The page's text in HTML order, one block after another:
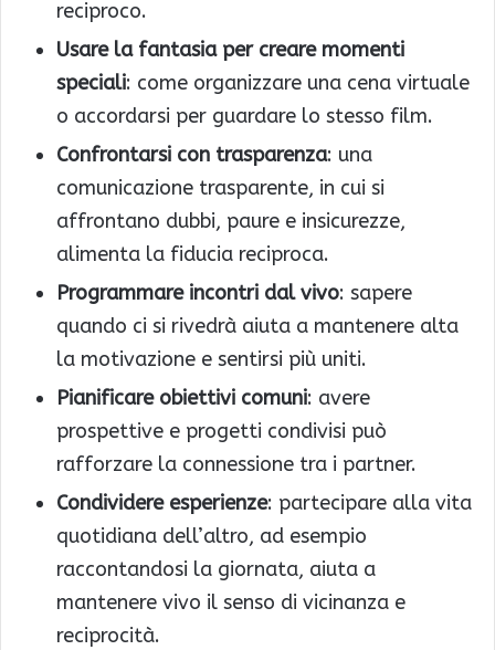
reciproco.
Usare la fantasia per creare momenti
speciali: come organizzare una cena virtuale
o accordarsi per guardare lo stesso film.
Confrontarsi con trasparenza: una
comunicazione trasparente, in cui si
affrontano dubbi, paure e insicurezze,
alimenta la fiducia reciproca.
Programmare incontri dal vivo: sapere
quando ci si rivedrà aiuta a mantenere alta
la motivazione e sentirsi più uniti.
Pianificare obiettivi comuni: avere
prospettive e progetti condivisi può
rafforzare la connessione tra i partner.
Condividere esperienze: partecipare alla vita
quotidiana dell’altro, ad esempio
raccontandosi la giornata, aiuta a
mantenere vivo il senso di vicinanza e
reciprocità.